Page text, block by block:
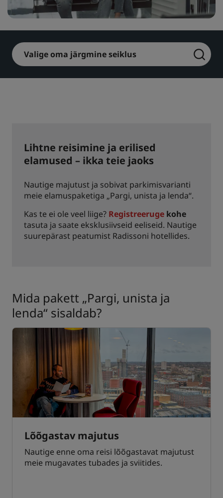
Park Plaza Park Inn by Radisson
Prize by Radisson Country Inn & Suites
Golden Tulip
Kesklinnahotellid
Külastage meie blogi
Valige oma järgmine seiklus
Lihtne reisimine ja erilised
elamused – ikka teie jaoks
Nautige majutust ja sobivat parkimisvarianti
meie elamuspaketiga „Pargi, unista ja lenda“.
Kas te ei ole veel liige? Registreeruge kohe
tasuta ja saate eksklusiivseid eeliseid. Nautige
suurepärast peatumist Radissoni hotellides.
Mida pakett „Pargi, unista ja
lenda“ sisaldab?
Lõõgastav majutus
Nautige enne oma reisi lõõgastavat majutust
meie mugavates tubades ja sviitides.